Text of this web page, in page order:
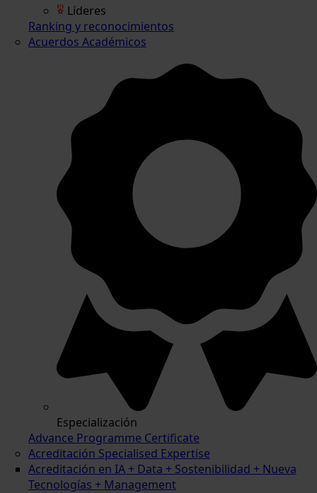
Líderes
Ranking y reconocimientos
Acuerdos Académicos
Especialización
Advance Programme Certificate
Acreditación Specialised Expertise
Acreditación en IA + Data + Sostenibilidad + Nueva
Tecnologías + Management